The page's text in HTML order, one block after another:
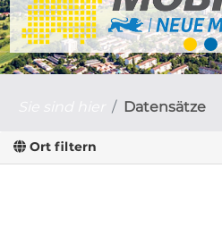
Datensätze
Ort filtern